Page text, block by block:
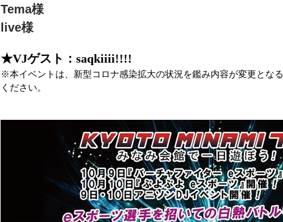
Tema様
live様
★VJゲスト：saqkiiii!!!!
※本イベントは、新型コロナ感染拡大の状況を鑑み内容が変更とな
ください。